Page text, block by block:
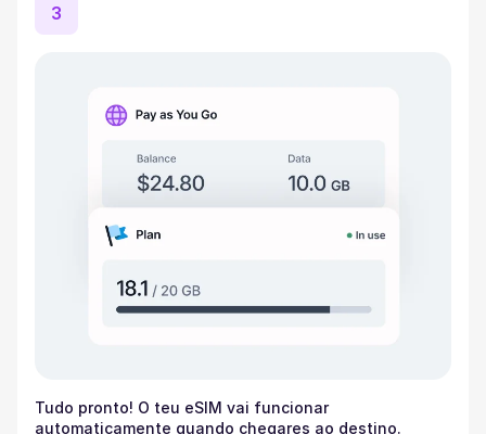
3
Tudo pronto! O teu eSIM vai funcionar
automaticamente quando chegares ao destino.